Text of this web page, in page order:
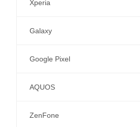
Xperia
Galaxy
Google Pixel
AQUOS
ZenFone